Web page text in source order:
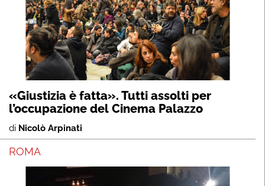
«Giustizia è fatta». Tutti assolti per
l’occupazione del Cinema Palazzo
di Nicolò Arpinati
ROMA